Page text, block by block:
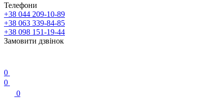
Телефони
+38 044 209-10-89
+38 063 339-84-85
+38 098 151-19-44
Замовити дзвінок
0
0
0